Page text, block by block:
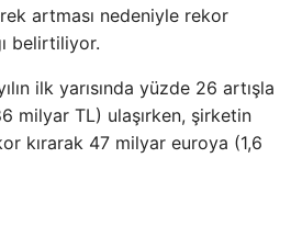
artması nedeniyle rekor
belirtiliyor.
ilk yarısında yüzde 26 artışla
milyar TL) ulaşırken, şirketin
kırarak 47 milyar euroya (1,6